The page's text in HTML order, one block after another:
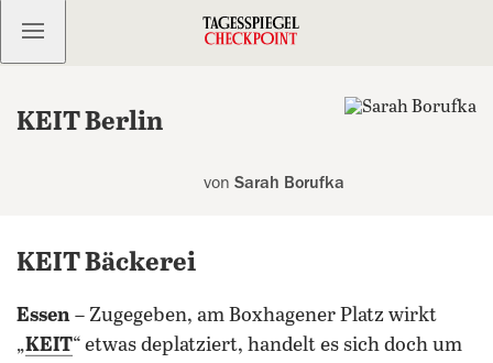
Kostenlos anmelden
KEIT Berlin
von Sarah Borufka
KEIT Bäckerei
Essen – Zugegeben, am Boxhagener Platz wirkt
„KEIT“ etwas deplatziert, handelt es sich doch um